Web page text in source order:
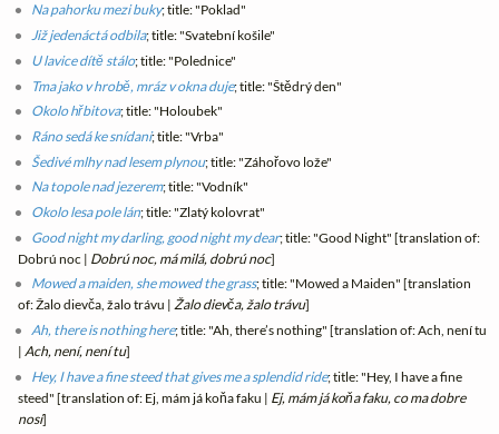
Na pahorku mezi buky; title: "Poklad"
Již jedenáctá odbila; title: "Svatební košile"
U lavice dítě stálo; title: "Polednice"
Tma jako v hrobě, mráz v okna duje; title: "Štědrý den"
Okolo hřbitova; title: "Holoubek"
Ráno sedá ke snídani; title: "Vrba"
Šedivé mlhy nad lesem plynou; title: "Záhořovo lože"
Na topole nad jezerem; title: "Vodník"
Okolo lesa pole lán; title: "Zlatý kolovrat"
Good night my darling, good night my dear; title: "Good Night" [translation of:
Dobrú noc | Dobrú noc, má milá, dobrú noc]
Mowed a maiden, she mowed the grass; title: "Mowed a Maiden" [translation
of: Žalo dievča, žalo trávu |Žalo dievča, žalo trávu]
Ah, there is nothing here; title: "Ah, there’s nothing" [translation of: Ach, není tu
| Ach, není, není tu]
Hey, I have a fine steed that gives me a splendid ride; title: "Hey, I have a fine
steed" [translation of: Ej, mám já koňa faku | Ej, mám já koňa faku, co ma dobre
nosí]